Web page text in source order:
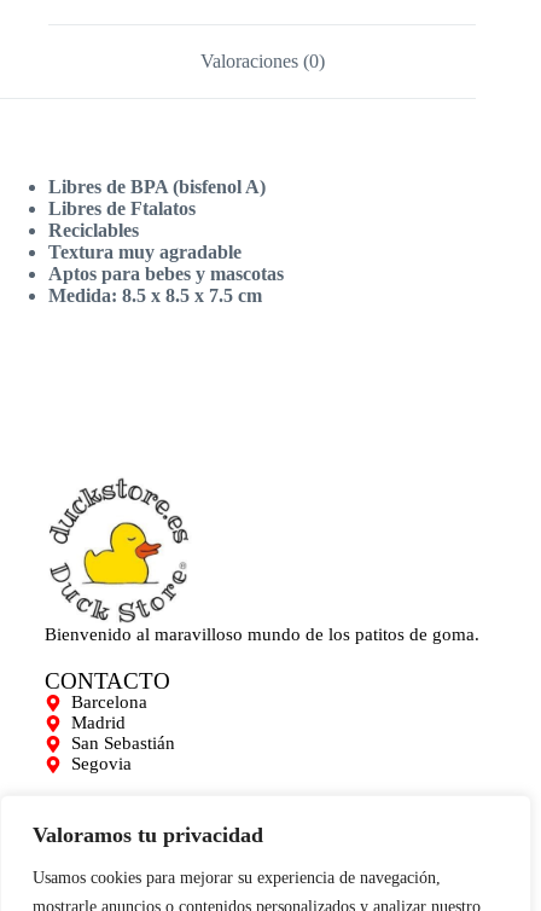
Valoramos tu privacidad
Usamos cookies para mejorar su experiencia de navegación,
mostrarle anuncios o contenidos personalizados y analizar nuestro
Valoraciones (0)
Libres de BPA (bisfenol A)
Libres de Ftalatos
Reciclables
Textura muy agradable
Aptos para bebes y mascotas
Medida: 8.5 x 8.5 x 7.5 cm
Bienvenido al maravilloso mundo de los patitos de goma.
CONTACTO
Barcelona
Madrid
San Sebastián
Segovia
Mi cuenta
Para empresas
Limpieza de Patitos